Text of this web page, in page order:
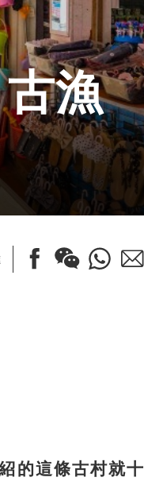
漁
的這條古村就十